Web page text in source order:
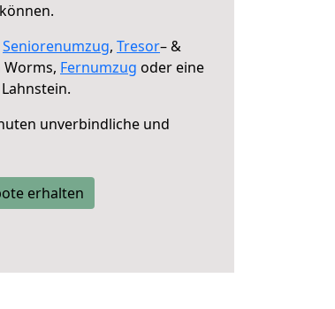
Seniorenumzug, Tresor– &
Worms, Fernumzug oder eine
unverbindliche und
erhalten